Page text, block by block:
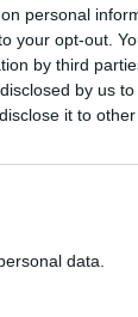
personal
your opt-out.
by third
by us
it to other
data.
Κερκ
χαράξει τη
σε επίπεδο
Τσάρλι»
συγχωρεί τον